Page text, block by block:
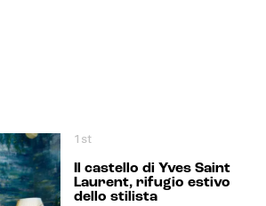
1st
Il castello di Yves Saint
Laurent, rifugio estivo
dello stilista